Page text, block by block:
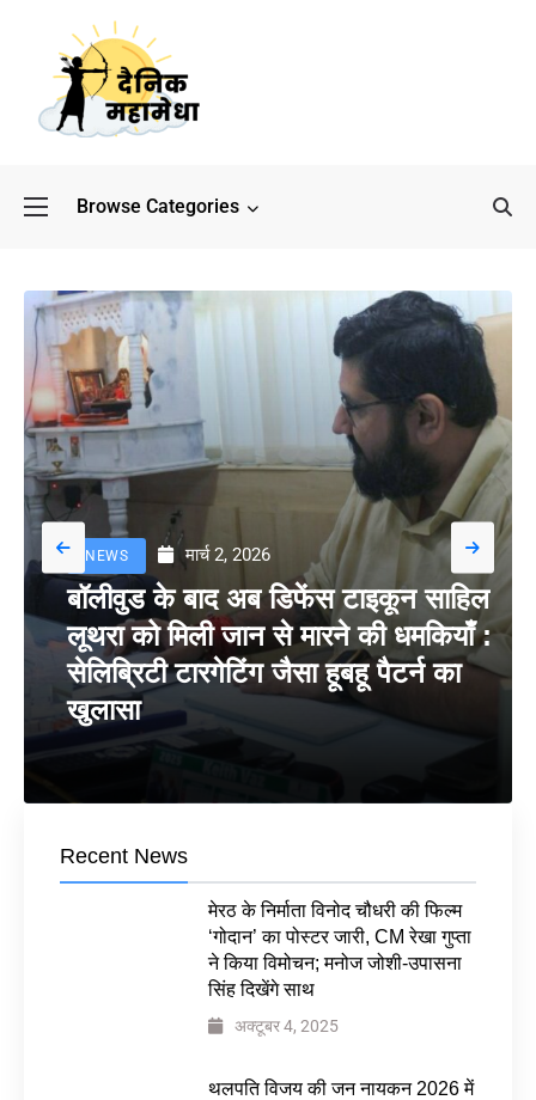
Browse Categories
NEWS मार्च 2, 2026
बॉलीवुड के बाद अब डिफेंस टाइकून साहिल
लूथरा को मिली जान से मारने की धमकियाँ :
सेलिब्रिटी टारगेटिंग जैसा हूबहू पैटर्न का
खुलासा
Recent News
मेरठ के निर्माता विनोद चौधरी की फिल्म
‘गोदान’ का पोस्टर जारी, CM रेखा गुप्ता
ने किया विमोचन; मनोज जोशी-उपासना
सिंह दिखेंगे साथ
अक्टूबर 4, 2025
थलपति विजय की जन नायकन 2026 में